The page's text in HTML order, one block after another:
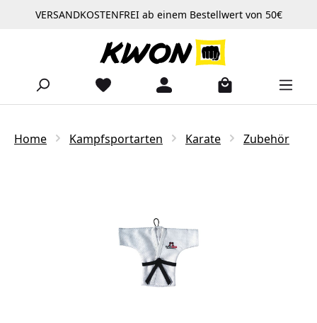
Zum Hauptinhalt springen
VERSANDKOSTENFREI ab einem Bestellwert von 50€
Home Kampfsportarten Karate Zubehör